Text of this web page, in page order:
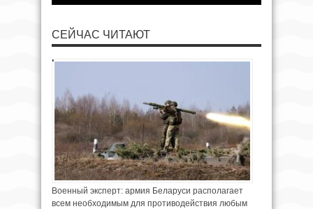
СЕЙЧАС ЧИТАЮТ
Военный эксперт: армия Беларуси располагает
всем необходимым для противодействия любым